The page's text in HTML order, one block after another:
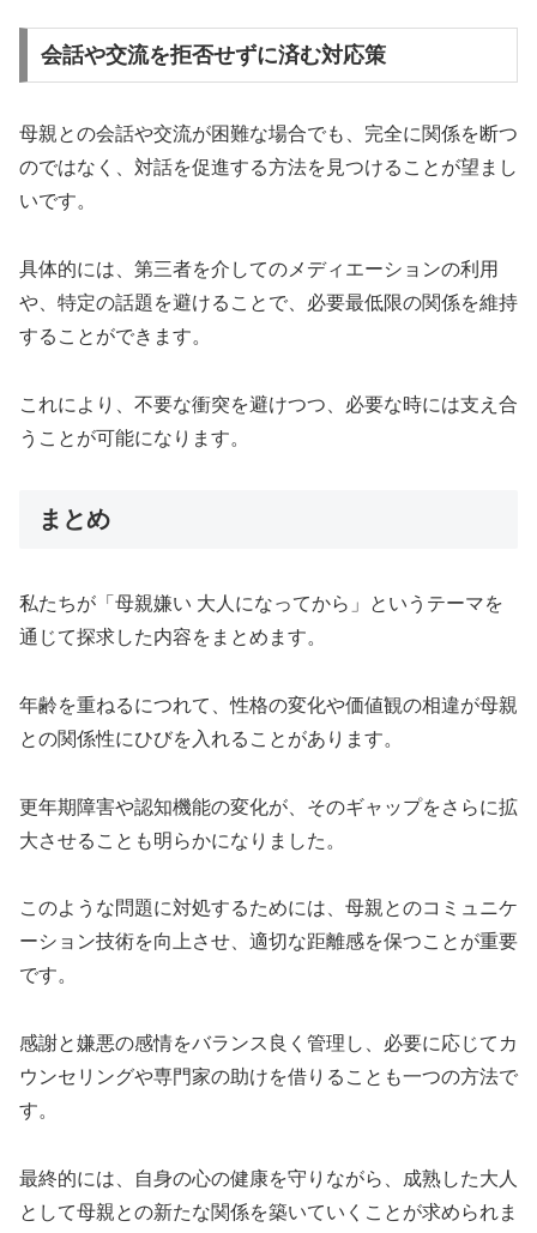
会話や交流を拒否せずに済む対応策
母親との会話や交流が困難な場合でも、完全に関係を断つ
のではなく、対話を促進する方法を見つけることが望まし
いです。
具体的には、第三者を介してのメディエーションの利用
や、特定の話題を避けることで、必要最低限の関係を維持
することができます。
これにより、不要な衝突を避けつつ、必要な時には支え合
うことが可能になります。
まとめ
私たちが「母親嫌い 大人になってから」というテーマを
通じて探求した内容をまとめます。
年齢を重ねるにつれて、性格の変化や価値観の相違が母親
との関係性にひびを入れることがあります。
更年期障害や認知機能の変化が、そのギャップをさらに拡
大させることも明らかになりました。
このような問題に対処するためには、母親とのコミュニケ
ーション技術を向上させ、適切な距離感を保つことが重要
です。
感謝と嫌悪の感情をバランス良く管理し、必要に応じてカ
ウンセリングや専門家の助けを借りることも一つの方法で
す。
最終的には、自身の心の健康を守りながら、成熟した大人
として母親との新たな関係を築いていくことが求められま